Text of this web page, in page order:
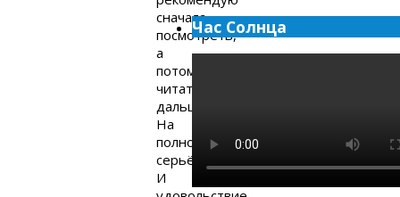
сначала
посмотреть,
а
потом
читать
дальше.
На
полном
серьёзе!
И
Час Солнца